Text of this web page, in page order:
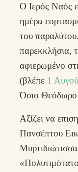
Ο Ιερός Ναός
ημέρα
του
παρεκκλήσια,
αφιερωμένο
(βλέπε 1
Όσιο Θεόδωρο
Αξίζει να
Πανσέπτου